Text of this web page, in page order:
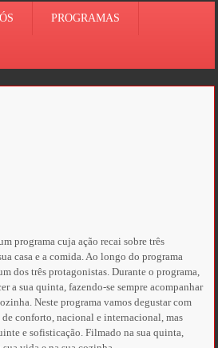
PROGRAMAS
programa cuja ação recai sobre três
casa e a comida. Ao longo do programa
dos três protagonistas. Durante o programa,
a sua quinta, fazendo-se sempre acompanhar
Neste programa vamos degustar com
conforto, nacional e internacional, mas
e sofisticação. Filmado na sua quinta,